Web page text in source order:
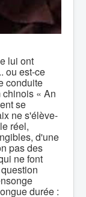
lui ont
ou est-ce
conduite
« An
se
ne s'élève-
réel,
d'une
pas des
ne font
durée :